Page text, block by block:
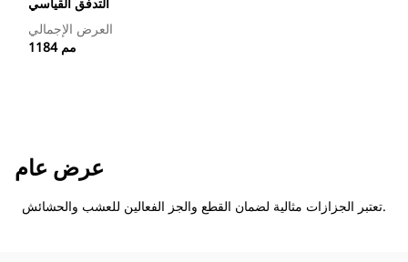
التدفق القياسي
العرض الإجمالي
1184 مم
عرض عام
تعتبر الجزازات مثالية لضمان القطع والجز الفعالين للعشب والحشائش.